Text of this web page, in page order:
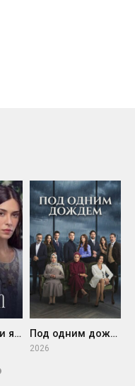
Какие корабли я сжёг Под одним дождем
2026